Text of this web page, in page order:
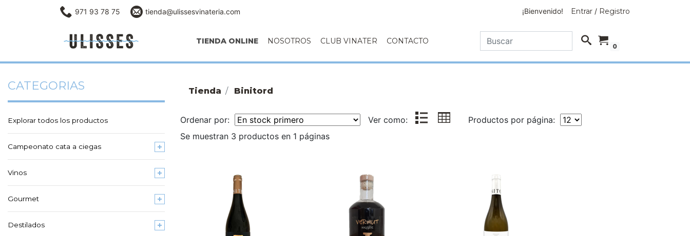
971 93 78 75 tienda@ulissesvinateria.com ¡Bienvenido! Entrar / Registro
TIENDA ONLINE NOSOTROS CLUB VINATER CONTACTO
0
CATEGORIAS
Explorar todos los productos
Campeonato cata a ciegas
Vinos
Gourmet
Destilados
Tienda Binitord
Ordenar por: Ver como:
Productos por página:
Se muestran 3 productos en 1 páginas